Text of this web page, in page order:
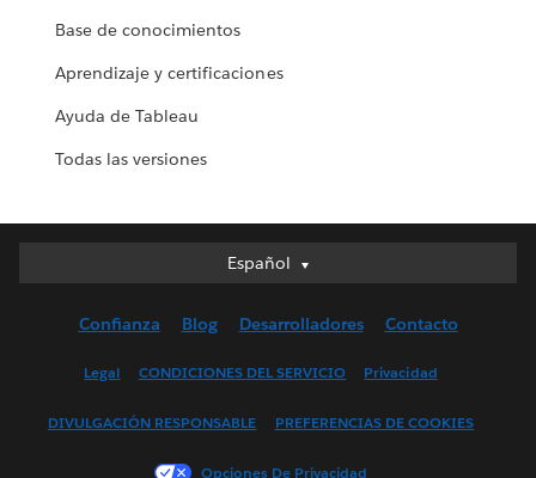
Base de conocimientos
Aprendizaje y certificaciones
Ayuda de Tableau
Todas las versiones
Español
Español
English (UK)
Français (France)
Confianza Blog Desarrolladores Contacto
Legal CONDICIONES DEL SERVICIO Privacidad
DIVULGACIÓN RESPONSABLE PREFERENCIAS DE COOKIES
Opciones De Privacidad